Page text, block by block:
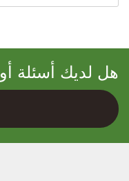
هل لديك أسئلة